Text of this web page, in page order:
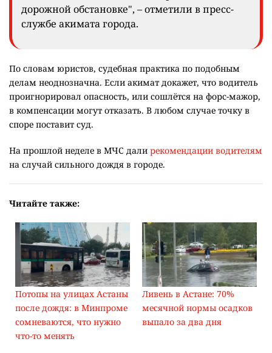
дорожной обстановке", – отметили в пресс-
службе акимата города.
По словам юристов, судебная практика по подобным
делам неоднозначна. Если акимат докажет, что водитель
проигнорировал опасность, или сошлётся на форс-мажор,
в компенсации могут отказать. В любом случае точку в
споре поставит суд.
На прошлой неделе в МЧС дали рекомендации водителям
на случай сильного дождя в городе.
Читайте также:
Потопы на улицах Астаны
после дождя: в Минпроме
сомневаются, что нужно
что-то менять
Ливень в Астане: 70%
месячной нормы осадков
выпало за два дня